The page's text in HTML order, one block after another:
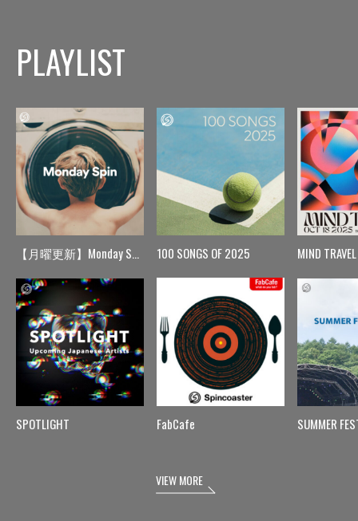
PLAYLIST
【月曜更新】Monday Spin
SPOTLIGHT
100 SONGS OF 2025
FabCafe
MIND TRAVEL
SUMMER
VIEW MORE